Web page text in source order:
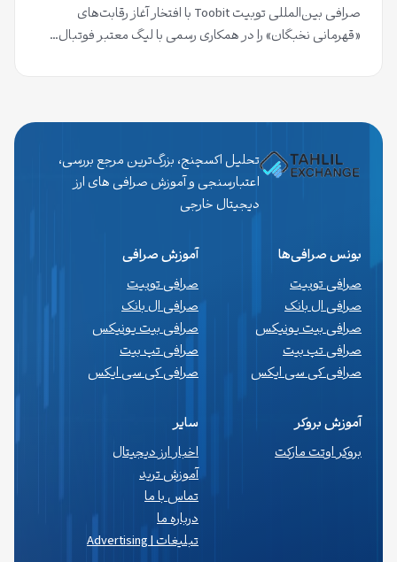
صرافی بین‌المللی توبیت Toobit با افتخار آغاز رقابت‌های
«قهرمانی نخبگان» را در همکاری رسمی با لیگ معتبر فوتبال…
تحلیل اکسچنج، بزرگ‌ترین مرجع بررسی،
اعتبارسنجی و آموزش صرافی های ارز
دیجیتال خارجی
بونس صرافی‌ها
صرافی توبیت
صرافی ال بانک
صرافی بیت یونیکس
صرافی تپ بیت
صرافی کی سی ایکس
آموزش صرافی
صرافی توبیت
صرافی ال بانک
صرافی بیت یونیکس
صرافی تپ بیت
صرافی کی سی ایکس
آموزش بروکر
بروکر اوتت مارکت
سایر
اخبار ارز دیجیتال
آموزش ترید
تماس با ما
درباره ما
تبلیغات | Advertising